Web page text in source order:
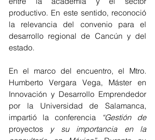
productivo. En este sentido, reconoció
la relevancia del convenio para el
desarrollo regional de Cancún y del
estado.
En el marco del encuentro, el Mtro.
Humberto Vergara Vega,
Máster en
Innovación y Desarrollo Emprendedor
por la Universidad de Salamanca,
impartió la conferencia
“Gestión de
proyectos y su importancia en la